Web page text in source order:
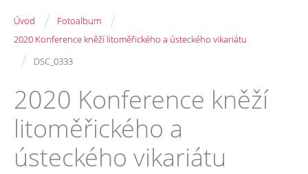
Úvod / Fotoalbum /
2020 Konference kněží litoměřického a ústeckého vikariátu
/ DSC_0333
2020 Konference kněží
litoměřického a
ústeckého vikariátu